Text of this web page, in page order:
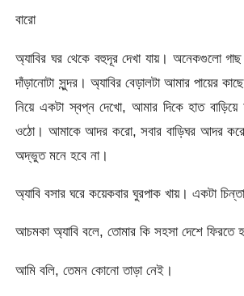
বারো
অ্যাবির ঘর থেকে বহুদূর দেখা যায়। অনেকগুলো গাছ
দাঁড়ানোটা সুন্দর। অ্যাবির বেড়ালটা আমার পায়ের
নিয়ে একটা স্বপ্ন দেখো, আমার দিকে হাত
ওঠো। আমাকে আদর করো, সবার বাড়িঘর আদর
অদ্ভুত মনে হবে না।
অ্যাবি বসার ঘরে কয়েকবার ঘুরপাক খায়। একটা
আচমকা অ্যাবি বলে, তোমার কি সহসা দেশে ফিরতে
আমি বলি, তেমন কোনো তাড়া নেই।